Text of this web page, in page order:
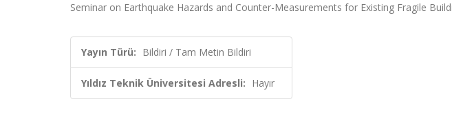
Seminar on Earthquake Hazards and Counter-Measurements for Existing Fragile
Yayın Türü: Bildiri / Tam Metin Bildiri
Yıldız Teknik Üniversitesi Adresli: Hayır